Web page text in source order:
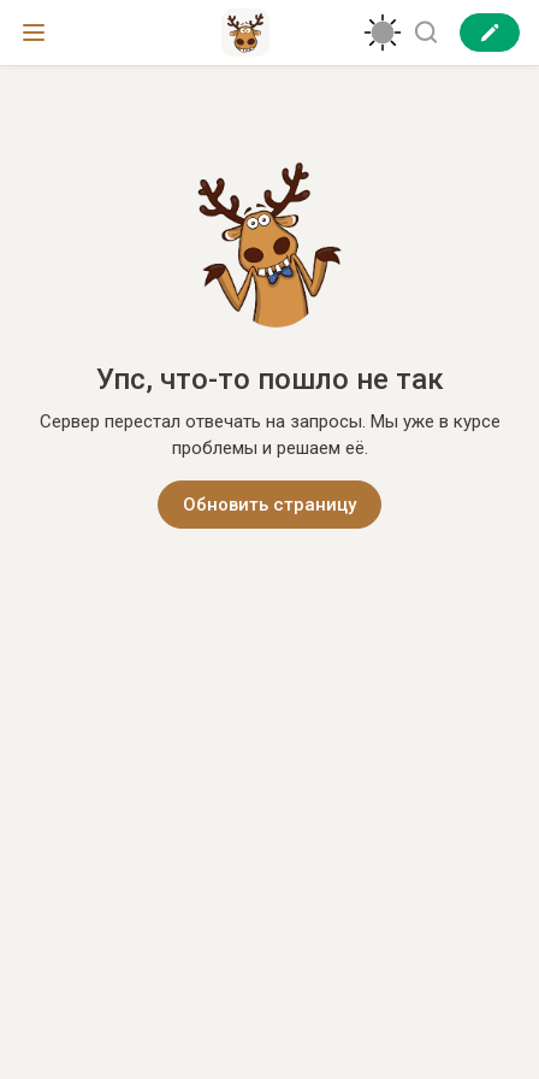
Упс, что-то пошло не так
Сервер перестал отвечать на запросы. Мы уже в курсе
проблемы и решаем её.
Обновить страницу